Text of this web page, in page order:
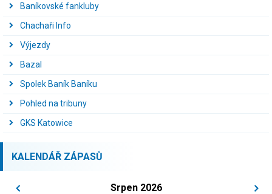
Baníkovské fankluby
Chachaři Info
Výjezdy
Bazal
Spolek Baník Baníku
Pohled na tribuny
GKS Katowice
KALENDÁŘ ZÁPASŮ
Srpen 2026